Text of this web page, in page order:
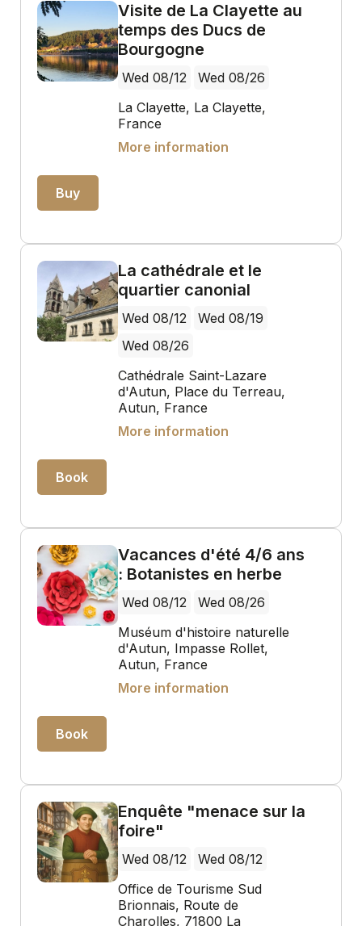
Visite de La Clayette au
temps des Ducs de
Bourgogne
Wed 08/12
Wed 08/26
La Clayette, La Clayette,
France
More information
Buy
La cathédrale et le
quartier canonial
Wed 08/12
Wed 08/19
Wed 08/26
Cathédrale Saint-Lazare
d'Autun, Place du Terreau,
Autun, France
More information
Book
Vacances d'été 4/6 ans
: Botanistes en herbe
Wed 08/12
Wed 08/26
Muséum d'histoire naturelle
d'Autun, Impasse Rollet,
Autun, France
More information
Book
Enquête "menace sur la
foire"
Wed 08/12
Wed 08/12
Office de Tourisme Sud
Brionnais, Route de
Charolles, 71800 La